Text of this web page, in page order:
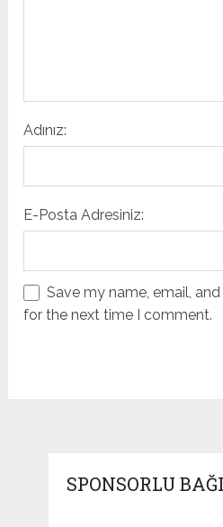
Adınız:
E-Posta Adresiniz:
Save my name, email,
for the next time I comment.
SPONSORLU